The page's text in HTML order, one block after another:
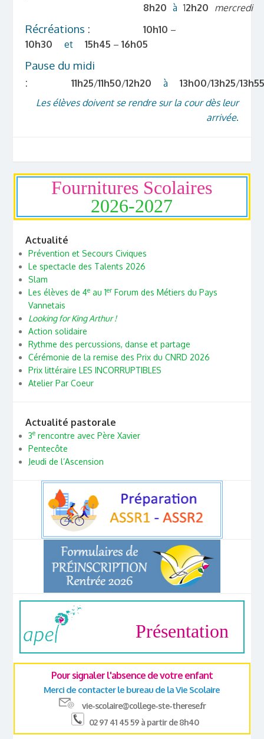
8h20 à 12h20 mercredi
Récréations : 10h10 –
10h30
et 15h45 – 16h05
Pause du midi
:
11h25/11h50/12h20 à 13h00/13h25/13h55
Les élèves doivent se rendre sur la cour dès leur
arrivée.
Fournitures Scolaires
2026-2027
Actualité
Prévention et Secours Civiques
Le spectacle des Talents 2026
Slam
Les élèves de 4eau 1erForum des Métiers du Pays
Vannetais
Looking for King Arthur !
Action solidaire
Rythme des percussions, danse et partage
Cérémonie de la remise des Prix du CNRD 2026
Prix littéraire LES INCORRUPTIBLES
Atelier Par Coeur
Actualité pastorale
3erencontre avec Père Xavier
Pentecôte
Jeudi de l’Ascension
Présentation
Pour signaler l'absence de votre enfant
Merci de contacter le bureau de la Vie Scolaire
vie-scolaire@college-ste-therese.fr
02 97 41 45 59 à partir de 8h40